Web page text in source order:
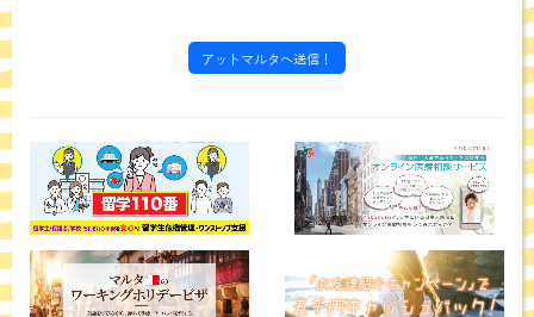
め、セキュリティシステムの維持・管理体制の整備・社員教育の
個人情報の利用目的
お客さまからお預かりした個人情報は、当社からのご連絡や業務の
ご案内やご質問に対する回答として、電子メールや資料のご送付に
利用いたします。
個人情報の第三者への開示・提供の禁止
当社は、お客さまよりお預かりした個人情報を適切に管理し、次の
いずれかに該当する場合を除き、個人情報を第三者に開示いたしま